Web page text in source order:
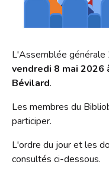
Lire dans d'autres
Livres numériques
Mangas
Propositions d'achat
Réserver
Pour les classes
Tarifs
Dons de livres
HORAIRES
Présentation
Actualités
Newsletter
Missions
Historique
Anecdotes
L'association
Photos
Vidéos
Revue de presse
Ensemble !
L'Assemblée
vendredi 8 mai 2026
Bévilard.
Les membres du
participer.
L'ordre du jour et les
consultés ci-dessous.